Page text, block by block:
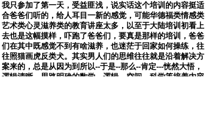
我只参加了第一天，受益匪浅，说实话这个培训的内容挺适
合爸爸们听的，给人耳目一新的感觉，可能华德福类情感类
艺术类心灵滋养类的教育讲座太多，以至于大陆培训初看上
去也是这幅摸样，吓跑了爸爸们，要真是那样的培训，爸爸
们在其中既感觉不到有啥滋养，也迷茫于回家如何操练，往
往照猫画虎反类犬。其实男人们的思维往往就是沿着解决方
案来的，总是从因为到所以--于是--那么--肯定---恍然大悟，
逻辑清晰、思路明确的数学、逻辑、空间、科学等培养内容